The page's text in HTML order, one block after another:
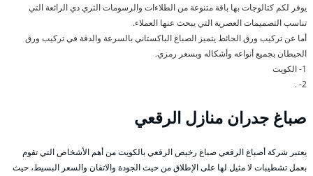
يوفر لكم كتالوجات بها باقة متنوعة من الطلاءات والرسومات الثري دي الرائعة التي
تناسب التصميمات العصرية التي يبحث عنها العملاء.
أما عن تركيب ورق الحائط يتميز الصباغ الباكستاني بالسرعة والدقة في تركيب ورق
الحيطان بجميع أنواعه وأشكاله وبسعر رمزي.
1- الكويت
2- .
صباغ جدران منازل الرقعي
يعتبر شركة أصباغ الرقعي صباغ رخيص الرقعي بالكويت من أهم الأشخاص التي تقوم
بعمل تشطيبات لا مثيل لها على الإطلاق من حيث الجودة والاتقان والسعر البسيط، حيث